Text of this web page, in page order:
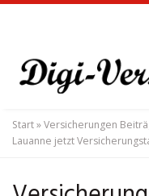
main
content
Start»Versicherungen
Lauanne jetzt